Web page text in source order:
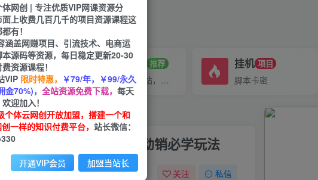
VIP推广
70%分佣
推广链接
招募站长 推荐
搭建同款网站，自己当老板
挂机 项目
脚本卡密
ROI玩法（其一）全店动销必学玩法
关注 私信
网创 | 专注优质VIP网课资源分
上收费几百几千的项目资源课程这
有！
涵盖网赚项目、引流技术、电商运
本源码等资源，每日稳定更新20-30
资源课程！
VIP 限时特惠， ￥79/年，￥99/永久
金70%)， 全站资源免费下载， 每天
迎加入！
个体云网创开放加盟，搭建一个和
一样的知识付费平台， 站长微信：
开通VIP会员 加盟当站长